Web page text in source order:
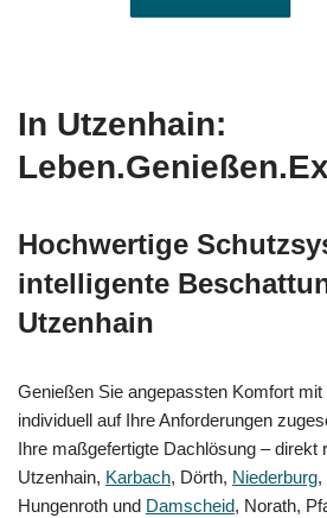
In Utzenhain:
Hochwertige
intelligente
Utzenhain
Genießen Sie angepassten Komfort
individuell auf Ihre Anforderungen
Ihre maßgefertigte Dachlösung – direkt
Utzenhain, Karbach, Dörth, Niederburg,
Hungenroth und Damscheid, Norath,